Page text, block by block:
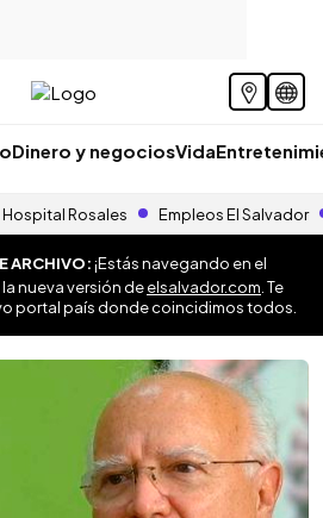
Dinero y negociosVida
Hospital Rosales Empleos El Salvador
ARCHIVO:¡Estás navegando en el
nueva versión deelsalvador.com . Te
portal país donde coincidimos todos.